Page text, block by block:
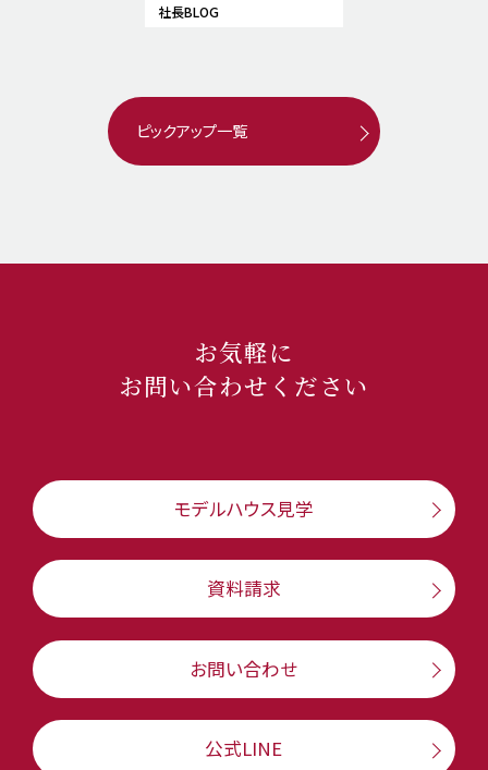
社長BLOG
ピックアップ一覧
お気軽に
お問い合わせください
モデルハウス見学
資料請求
お問い合わせ
公式LINE